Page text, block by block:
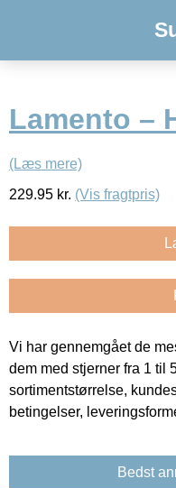
Lamento –
(Læs mere)
229.95 kr. (Vis fragtpris)
Vi har gennemgået de
dem med stjerner fra 1 til
sortimentstørrelse,
betingelser,
Bedst